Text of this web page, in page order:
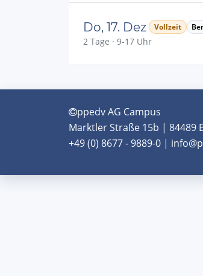
Do, 17. Dez Vollzeit
2 Tage · 9-17 Uhr
ppedv AG Campus
Marktler Straße 15b | 84489
+49 (0) 8677 - 9889-0 |